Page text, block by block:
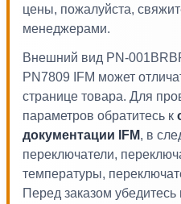
цены, пожалуйста,
менеджерами.
Внешний вид PN-
PN7809 IFM может
странице товара. Для
параметров обратитесь к
документации IFM, в
переключатели,
температуры,
Перед заказом убедитесь